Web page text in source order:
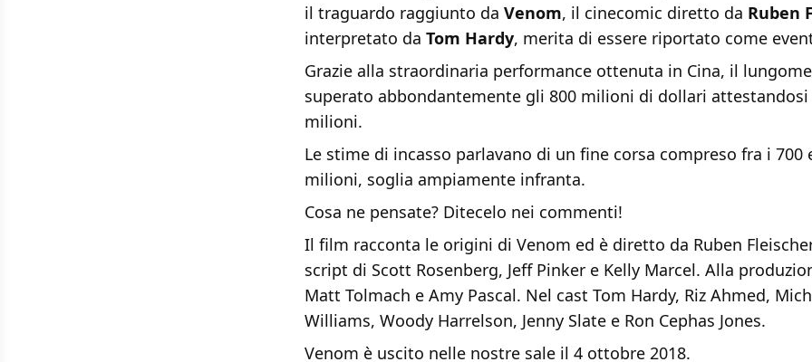
il traguardo raggiunto da Venom, il cinecomic diretto da Ruben
interpretato da Tom Hardy, merita di essere riportato come
Grazie alla straordinaria performance ottenuta in Cina, il
superato abbondantemente gli 800 milioni di dollari attestandosi
milioni.
Le stime di incasso parlavano di un fine corsa compreso fra i 700
milioni, soglia ampiamente infranta.
Cosa ne pensate? Ditecelo nei commenti!
Il film racconta le origini di Venom ed è diretto da Ruben
script di Scott Rosenberg, Jeff Pinker e Kelly Marcel. Alla
Matt Tolmach e Amy Pascal. Nel cast Tom Hardy, Riz Ahmed,
Williams, Woody Harrelson, Jenny Slate e Ron Cephas Jones.
Venom è uscito nelle nostre sale il 4 ottobre 2018.